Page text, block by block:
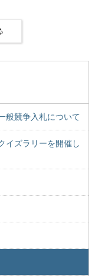
般競争入札について
イズラリーを開催し